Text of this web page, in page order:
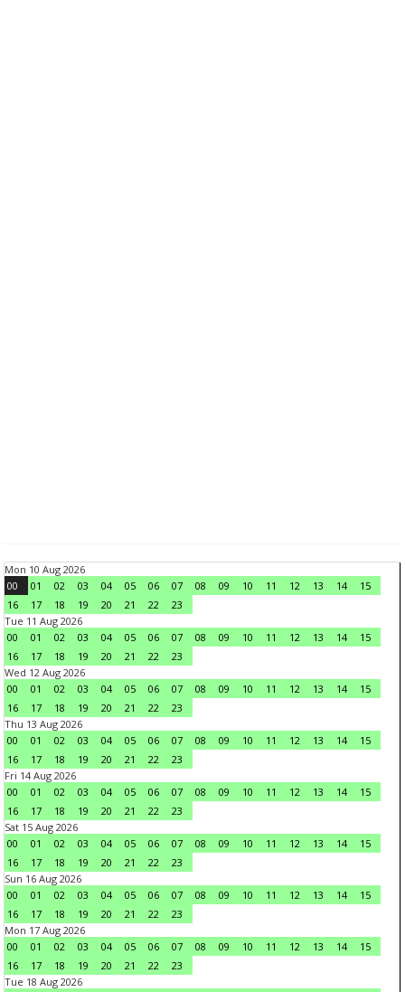
Mon 10 Aug 2026
00
01 02 03 04 05 06 07 08 09 10 11 12 13 14
15
16
17 18 19 20 21 22
23
Tue 11 Aug 2026
00
01 02 03 04 05 06 07 08 09 10 11 12 13 14
15
16
17 18 19 20 21 22
23
Wed 12 Aug 2026
00
01 02 03 04 05 06 07 08 09 10 11 12 13 14
15
16
17 18 19 20 21 22
23
Thu 13 Aug 2026
00
01 02 03 04 05 06 07 08 09 10 11 12 13 14
15
16
17 18 19 20 21 22
23
Fri 14 Aug 2026
00
01 02 03 04 05 06 07 08 09 10 11 12 13 14
15
16
17 18 19 20 21 22
23
Sat 15 Aug 2026
00
01 02 03 04 05 06 07 08 09 10 11 12 13 14
15
16
17 18 19 20 21 22
23
Sun 16 Aug 2026
00
01 02 03 04 05 06 07 08 09 10 11 12 13 14
15
16
17 18 19 20 21 22
23
Mon 17 Aug 2026
00
01 02 03 04 05 06 07 08 09 10 11 12 13 14
15
16
17 18 19 20 21 22
23
Tue 18 Aug 2026